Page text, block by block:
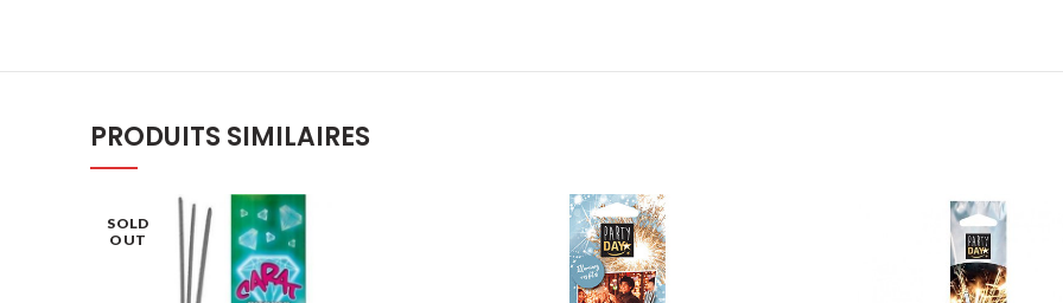
PRODUITS SIMILAIRES
SOLD
OUT